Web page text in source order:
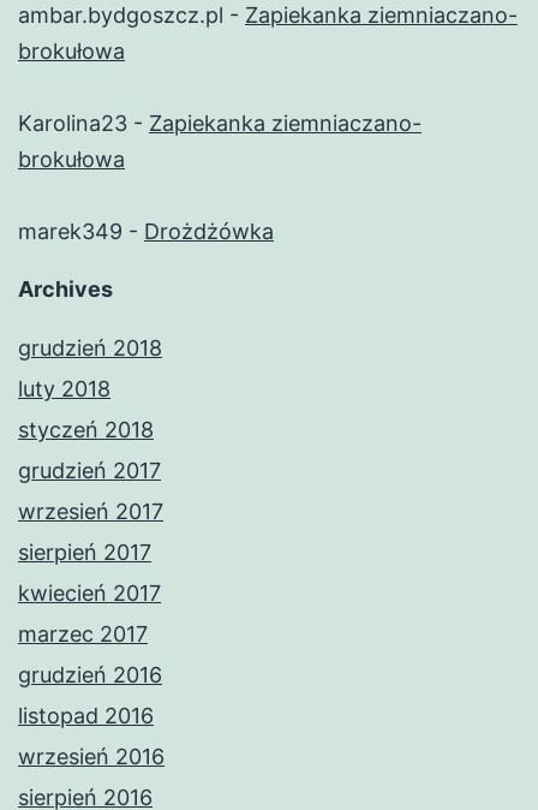
ambar.bydgoszcz.pl - Zapiekanka ziemniaczano-
brokułowa
Karolina23 - Zapiekanka ziemniaczano-
brokułowa
marek349 - Drożdżówka
Archives
grudzień 2018
luty 2018
styczeń 2018
grudzień 2017
wrzesień 2017
sierpień 2017
kwiecień 2017
marzec 2017
grudzień 2016
listopad 2016
wrzesień 2016
sierpień 2016